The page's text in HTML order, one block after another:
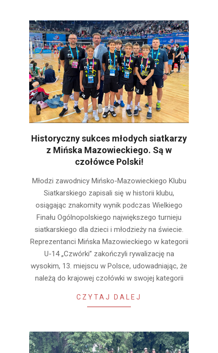
Historyczny sukces młodych siatkarzy
z Mińska Mazowieckiego. Są w
czołówce Polski!
07-
Młodzi zawodnicy Mińsko-Mazowieckiego Klubu
Siatkarskiego zapisali się w historii klubu,
osiągając znakomity wynik podczas Wielkiego
Finału Ogólnopolskiego największego turnieju
siatkarskiego dla dzieci i młodzieży na świecie.
Reprezentanci Mińska Mazowieckiego w kategorii
U-14 „Czwórki” zakończyli rywalizację na
wysokim, 13. miejscu w Polsce, udowadniając, że
należą do krajowej czołówki w swojej kategorii
CZYTAJ DALEJ